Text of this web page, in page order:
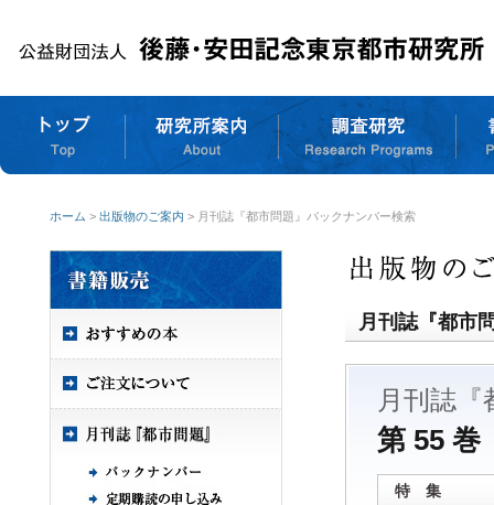
ホーム > 出版物のご案内 > 月刊誌『都市問題』バックナンバー検索
月刊誌『都市
月刊誌『
第 55
特 集